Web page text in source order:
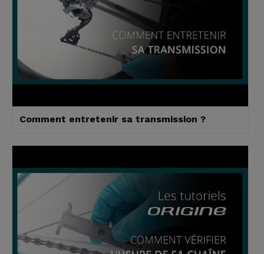
Comment entretenir sa transmission ?